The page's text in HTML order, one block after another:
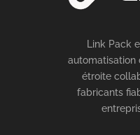
Link Pack
automatisation
étroite
fabricants